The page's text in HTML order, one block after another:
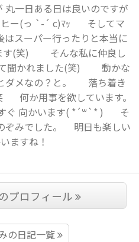
一日ある日は良いのですが
ー(っ `-´ c)ﾏｯ そしてマ
はスーパー行ったりと本当に
す(笑) そんな私に仲良し
かれました(笑) 動かな
ダメなの？と。 落ち着き
何か用事を欲しています。
ぐ 向かいます( *´꒳`* ) そ
ぞみでした。 明日も楽しい
すね！
プロフィール
の日記一覧